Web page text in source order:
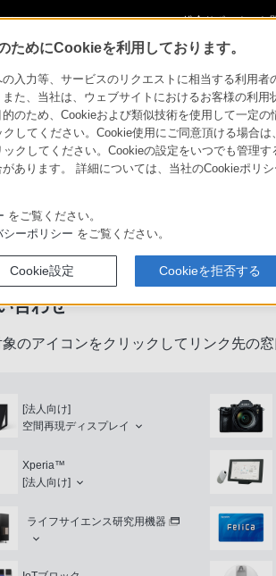
ショ
総合サポート・お
品に関するサポート
合わせ
のアイコンをクリックしてリンク先の
[法人向け]
空間再現ディスプレイ
Xperia™
[法人向け]
ライフサイエンス研究用機器
ためにCookieを利用しております。
入力等、サービスのリクエストに相当する利用
た、当社は、ウェブサイトにおけるお客様の利
のため、Cookieおよび類似技術を使用して一定
してください。Cookie使用にご同意頂ける場合
クしてください。Cookieの設定をいつでも管理
あります。 詳細については、当社のCookieポリ
をご覧ください。
シーポリシー をご覧ください。
Cookie設定 Cookieを拒否する